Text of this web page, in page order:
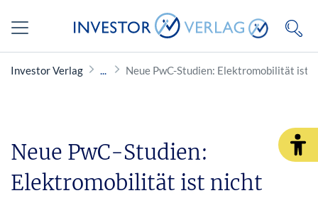
Investor Verlag Neue PwC-Studien: Elektromobilität ist
Neue PwC-Studien:
Elektromobilität ist nicht